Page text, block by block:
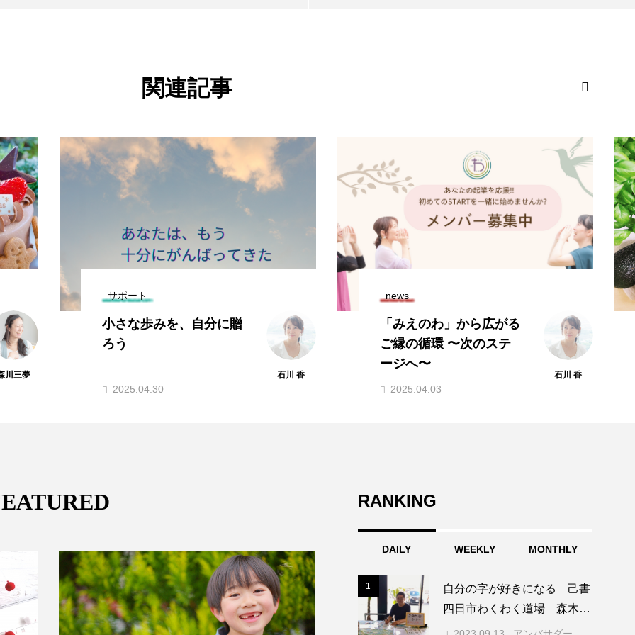
関連記事
石川 香
news
「みえのわ」から広がる
ご縁の循環 〜次のステ
石川 香
2025.04.03
アンバサダー
森川 三夢
森川三夢
2022.08.18

RANKING
DAILY WEEKLY MONTHLY
1
自分の字が好きになる 己書
四日市わくわく道場 森木準
一